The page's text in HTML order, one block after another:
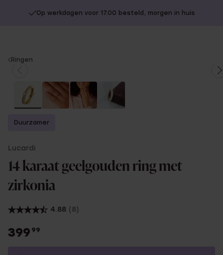
Op werkdagen voor 17.00 besteld, morgen in huis
You
here:
Ringen
Duurzamer
Lucardi
14 karaat geelgouden ring met
zirkonia
4.88 (8)
399 99